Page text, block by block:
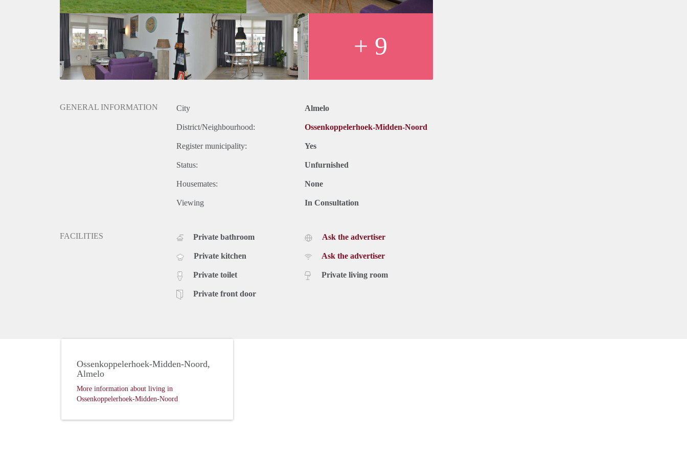
Deze advertentie op internet en op Facebook is slechts ter informatie en dus geheel vrijblijvend. Aan eventuele
onjuistheden kunnen geen rechten worden ontleend.
+ 9
GENERAL INFORMATION City Almelo
District/Neighbourhood: Ossenkoppelerhoek-Midden-Noord
Register municipality: Yes
Status: Unfurnished
Housemates: None
Viewing In Consultation
FACILITIES Private bathroom
Private kitchen
Private toilet
Private front door
Ask the advertiser
Ask the advertiser
Private living room
Ossenkoppelerhoek-Midden-Noord,
Almelo
More information about living in
Ossenkoppelerhoek-Midden-Noord